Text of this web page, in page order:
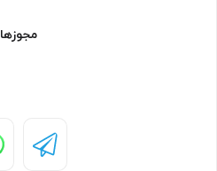
مجوزها